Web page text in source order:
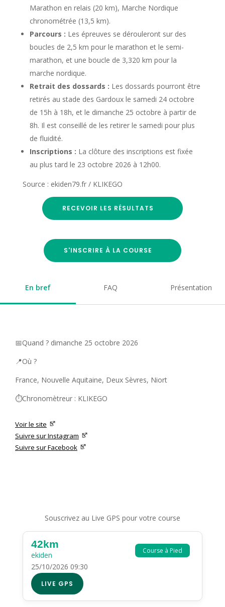
Marathon en relais (20 km), Marche Nordique
chronométrée (13,5 km).
Parcours : Les épreuves se dérouleront sur des
boucles de 2,5 km pour le marathon et le semi-
marathon, et une boucle de 3,320 km pour la
marche nordique.
Retrait des dossards : Les dossards pourront être
retirés au stade des Gardoux le samedi 24 octobre
de 15h à 18h, et le dimanche 25 octobre à partir de
8h. Il est conseillé de les retirer le samedi pour plus
de fluidité.
Inscriptions : La clôture des inscriptions est fixée
au plus tard le 23 octobre 2026 à 12h00.
Source : ekiden79.fr / KLIKEGO
RECEVOIR LES RÉSULTATS
S'INSCRIRE À LA COURSE
En bref FAQ Présentation
📅Quand ? dimanche 25 octobre 2026
📍Où ?
France, Nouvelle Aquitaine, Deux Sèvres, Niort
⏱️Chronomètreur : KLIKEGO
Voir le site
Suivre sur Instagram
Suivre sur Facebook
Souscrivez au Live GPS pour votre course
Course à Pied
42km
ekiden
25/10/2026 09:30
LIVE GPS